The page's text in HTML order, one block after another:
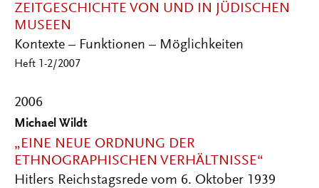
ZEITGESCHICHTE VON UND IN JÜDISCHEN
MUSEEN
Kontexte – Funktionen – Möglichkeiten
Heft 1-2/2007
2006
Michael Wildt
„EINE NEUE ORDNUNG DER
ETHNOGRAPHISCHEN VERHÄLTNISSE“
Hitlers Reichstagsrede vom 6. Oktober 1939